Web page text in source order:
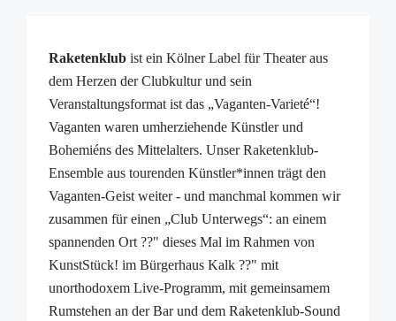
Raketenklub ist ein Kölner Label für Theater aus
dem Herzen der Clubkultur und sein
Veranstaltungsformat ist das „Vaganten-Varieté“!
Vaganten waren umherziehende Künstler und
Bohemiéns des Mittelalters. Unser Raketenklub-
Ensemble aus tourenden Künstler*innen trägt den
Vaganten-Geist weiter - und manchmal kommen wir
zusammen für einen „Club Unterwegs“: an einem
spannenden Ort ??" dieses Mal im Rahmen von
KunstStück! im Bürgerhaus Kalk ??" mit
unorthodoxem Live-Programm, mit gemeinsamem
Rumstehen an der Bar und dem Raketenklub-Sound